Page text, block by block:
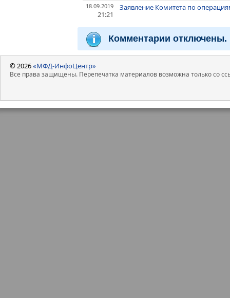
18.09.2019
21:21
Заявление Комитета по
Комментарии отключены.
© 2026«МФД-ИнфоЦентр»
Все права защищены. Перепечатка материалов возможна только со